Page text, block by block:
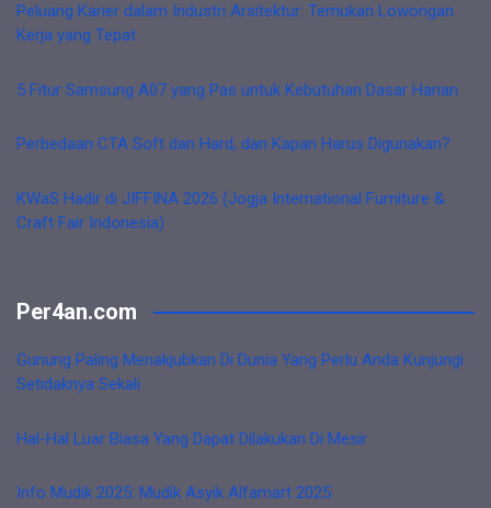
Peluang Karier dalam Industri Arsitektur: Temukan Lowongan
Kerja yang Tepat
5 Fitur Samsung A07 yang Pas untuk Kebutuhan Dasar Harian
Perbedaan CTA Soft dan Hard, dan Kapan Harus Digunakan?
KWaS Hadir di JIFFINA 2026 (Jogja International Furniture &
Craft Fair Indonesia)
Per4an.com
Gunung Paling Menakjubkan Di Dunia Yang Perlu Anda Kunjungi
Setidaknya Sekali
Hal-Hal Luar Biasa Yang Dapat Dilakukan Di Mesir
Info Mudik 2025: Mudik Asyik Alfamart 2025